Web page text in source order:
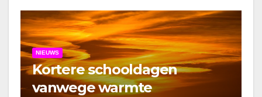
NIEUWS
Kortere schooldagen
vanwege warmte